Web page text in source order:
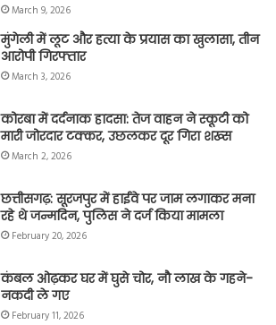
March 9, 2026
मुंगेली में लूट और हत्या के प्रयास का खुलासा, तीन
आरोपी गिरफ्तार
March 3, 2026
कोरबा में दर्दनाक हादसा: तेज वाहन ने स्कूटी को
मारी जोरदार टक्कर, उछलकर दूर गिरा शख्स
March 2, 2026
छत्तीसगढ़: सूरजपुर में हाईवे पर जाम लगाकर मना
रहे थे जन्मदिन, पुलिस ने दर्ज किया मामला
February 20, 2026
कंबल ओढ़कर घर में घुसे चोर, नौ लाख के गहने-
नकदी ले गए
February 11, 2026